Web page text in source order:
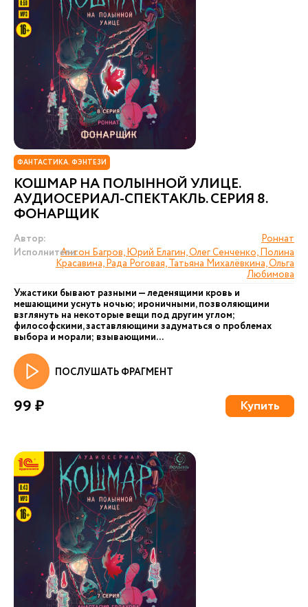
ФАНТАСТИКА. ФЭНТЕЗИ
КОШМАР НА ПОЛЫННОЙ УЛИЦЕ.
АУДИОСЕРИАЛ-СПЕКТАКЛЬ. СЕРИЯ 8.
ФОНАРЩИК
Автор:
Роннат
Исполнители:Антон Багров, Юрий Елагин, Олег Сенченко, Полина
Красавина, Рада Роговая, Татьяна Михалёвкина, Ольга
Любимова
Ужастики бывают разными — леденящими кровь и
мешающими уснуть ночью; ироничными, позволяющими
взглянуть на некоторые вещи под другим углом;
философскими, заставляющими задуматься о проблемах
выбора и морали; взывающими...
ПОСЛУШАТЬ ФРАГМЕНТ
99 ₽ Купить